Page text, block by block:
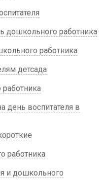
дошкольного работника
работника
детсада
день воспитателя в
работника
и дошкольного